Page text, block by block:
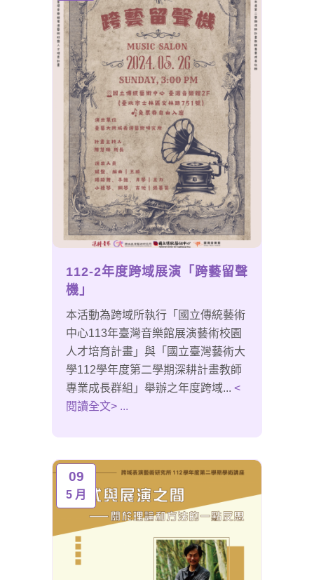
112-2年度跨域展演「跨藝留聲
機」
本活動為跨域所執行「國立傳統藝術
中心113年臺灣音樂館展演藝術校園
人才培育計畫」與「國立臺灣藝術大
學112學年度第二學期深耕計畫教師
專業成長群組」舉辦之年度跨域... <
閱讀全文> ...
09
5 月